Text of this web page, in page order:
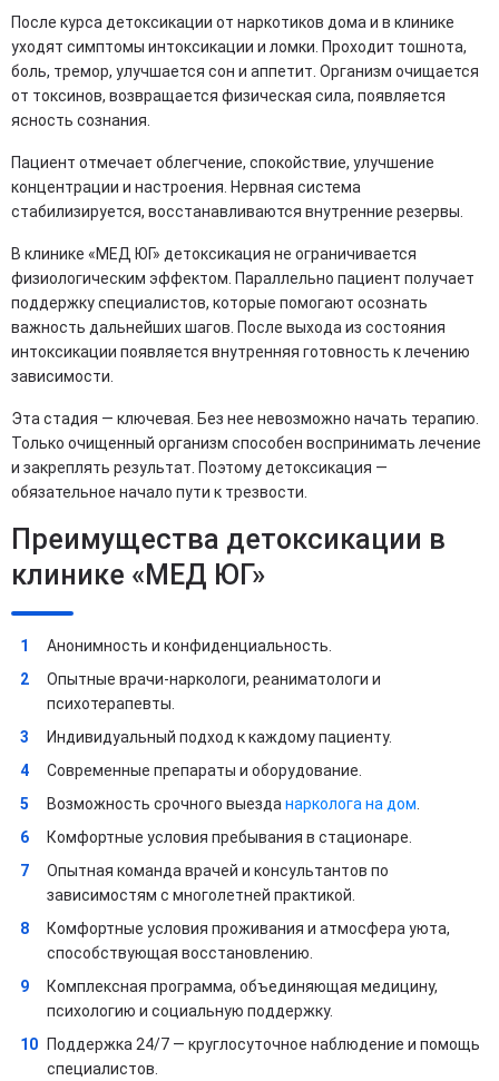
После курса детоксикации от наркотиков дома и в клинике
уходят симптомы интоксикации и ломки. Проходит тошнота,
боль, тремор, улучшается сон и аппетит. Организм очищается
от токсинов, возвращается физическая сила, появляется
ясность сознания.
Пациент отмечает облегчение, спокойствие, улучшение
концентрации и настроения. Нервная система
стабилизируется, восстанавливаются внутренние резервы.
В клинике «МЕД ЮГ» детоксикация не ограничивается
физиологическим эффектом. Параллельно пациент получает
поддержку специалистов, которые помогают осознать
важность дальнейших шагов. После выхода из состояния
интоксикации появляется внутренняя готовность к лечению
зависимости.
Эта стадия — ключевая. Без нее невозможно начать терапию.
Только очищенный организм способен воспринимать лечение
и закреплять результат. Поэтому детоксикация —
обязательное начало пути к трезвости.
Преимущества детоксикации в
клинике «МЕД ЮГ»
Анонимность и конфиденциальность.
Опытные врачи-наркологи, реаниматологи и
психотерапевты.
Индивидуальный подход к каждому пациенту.
Современные препараты и оборудование.
Возможность срочного выезда нарколога на дом
Комфортные условия пребывания в стационаре.
Опытная команда врачей и консультантов по
зависимостям с многолетней практикой.
Комфортные условия проживания и атмосфера уюта,
способствующая восстановлению.
Комплексная программа, объединяющая медицину,
психологию и социальную поддержку.
Поддержка 24/7 — круглосуточное наблюдение и помощь
специалистов.